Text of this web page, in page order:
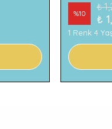
%10
₺
₺
1 Renk 4